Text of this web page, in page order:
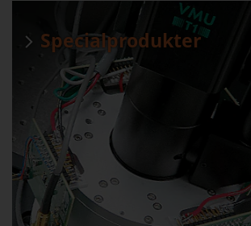
Specialprodukter